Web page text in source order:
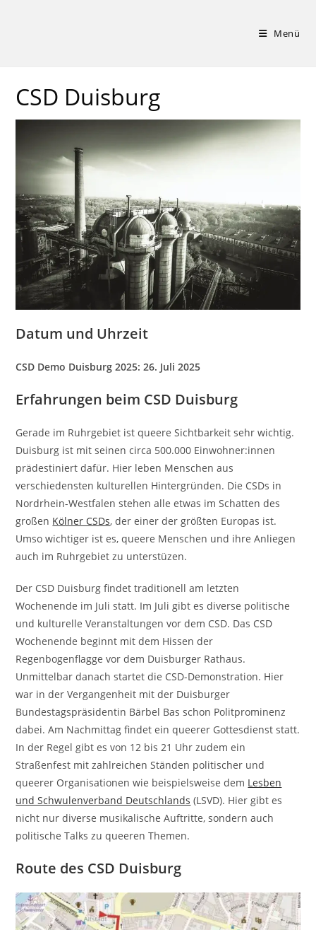
Menü
CSD Duisburg
Datum und Uhrzeit
CSD Demo Duisburg 2025: 26. Juli 2025
Erfahrungen beim CSD Duisburg
Gerade im Ruhrgebiet ist queere Sichtbarkeit sehr wichtig.
Duisburg ist mit seinen circa 500.000 Einwohner:innen
prädestiniert dafür. Hier leben Menschen aus
verschiedensten kulturellen Hintergründen. Die CSDs in
Nordrhein-Westfalen stehen alle etwas im Schatten des
großen Kölner CSDs, der einer der größten Europas ist.
Umso wichtiger ist es, queere Menschen und ihre Anliegen
auch im Ruhrgebiet zu unterstüzen.
Der CSD Duisburg findet traditionell am letzten
Wochenende im Juli statt. Im Juli gibt es diverse politische
und kulturelle Veranstaltungen vor dem CSD. Das CSD
Wochenende beginnt mit dem Hissen der
Regenbogenflagge vor dem Duisburger Rathaus.
Unmittelbar danach startet die CSD-Demonstration. Hier
war in der Vergangenheit mit der Duisburger
Bundestagspräsidentin Bärbel Bas schon Politprominenz
dabei. Am Nachmittag findet ein queerer Gottesdienst statt.
In der Regel gibt es von 12 bis 21 Uhr zudem ein
Straßenfest mit zahlreichen Ständen politischer und
queerer Organisationen wie beispielsweise dem Lesben
und Schwulenverband Deutschlands (LSVD). Hier gibt es
nicht nur diverse musikalische Auftritte, sondern auch
politische Talks zu queeren Themen.
Route des CSD Duisburg